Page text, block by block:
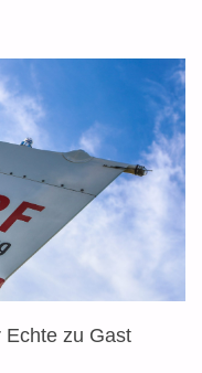
Echte zu Gast